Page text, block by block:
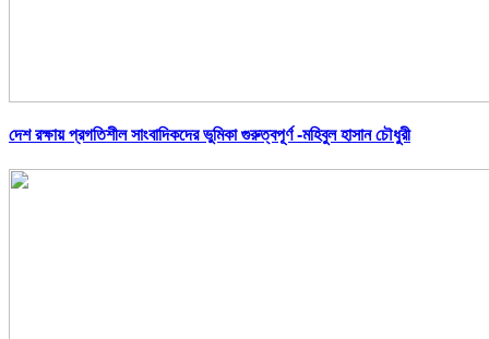
দেশ রক্ষায় প্রগতিশীল সাংবাদিকদের ভুমিকা গুরুত্বপূর্ণ -মহিবুল হাসান চৌধুরী